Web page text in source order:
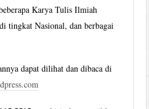
Karya Tulis Ilmiah
tingkat Nasional, dan berbagai
dapat dilihat dan dibaca di